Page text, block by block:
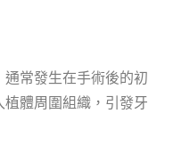
常發生在手術後的初
體周圍組織，引發牙